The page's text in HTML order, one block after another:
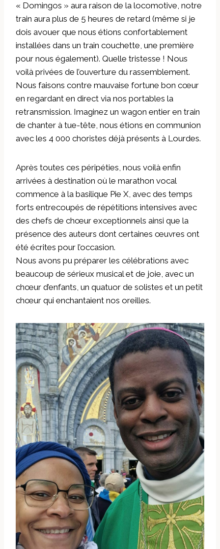
« Domingos » aura raison de la locomotive, notre
train aura plus de 5 heures de retard (même si je
dois avouer que nous étions confortablement
installées dans un train couchette, une première
pour nous également). Quelle tristesse ! Nous
voilà privées de l’ouverture du rassemblement.
Nous faisons contre mauvaise fortune bon cœur
en regardant en direct via nos portables la
retransmission. Imaginez un wagon entier en train
de chanter à tue-tête, nous étions en communion
avec les 4 000 choristes déjà présents à Lourdes.
Après toutes ces péripéties, nous voilà enfin
arrivées à destination où le marathon vocal
commence à la basilique Pie X, avec des temps
forts entrecoupés de répétitions intensives avec
des chefs de chœur exceptionnels ainsi que la
présence des auteurs dont certaines œuvres ont
été écrites pour l’occasion.
Nous avons pu préparer les célébrations avec
beaucoup de sérieux musical et de joie, avec un
chœur d’enfants, un quatuor de solistes et un petit
chœur qui enchantaient nos oreilles.